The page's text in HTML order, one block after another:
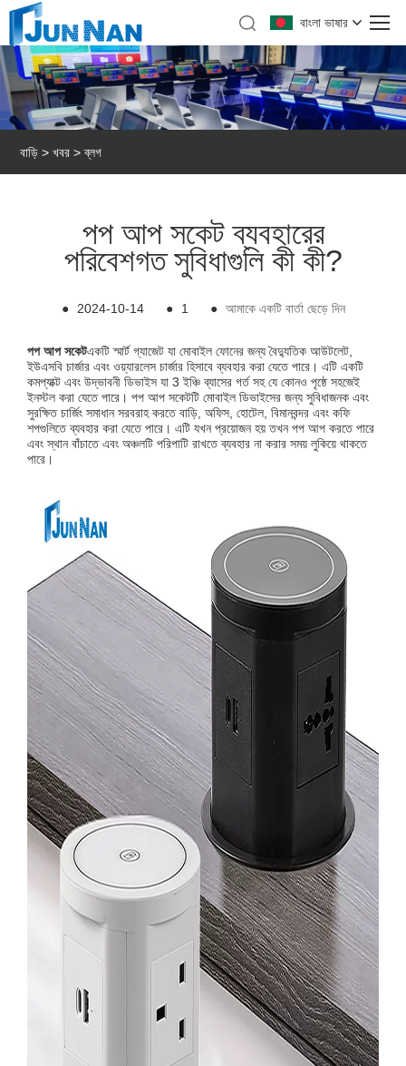
বাংলা ভাষার
বাড়ি > খবর >ব্লগ
পপ আপ সকেট ব্যবহারের
পরিবেশগত সুবিধাগুলি কী কী?
● 2024-10-14 ● 1 ● আমাকে একটি বার্তা ছেড়ে দিন
পপ আপ সকেটএকটি স্মার্ট গ্যাজেট যা মোবাইল ফোনের জন্য বৈদ্যুতিক আউটলেট,
ইউএসবি চার্জার এবং ওয়্যারলেস চার্জার হিসাবে ব্যবহার করা যেতে পারে। এটি একটি
কমপ্যাক্ট এবং উদ্ভাবনী ডিভাইস যা 3 ইঞ্চি ব্যাসের গর্ত সহ যে কোনও পৃষ্ঠে সহজেই
ইনস্টল করা যেতে পারে। পপ আপ সকেটটি মোবাইল ডিভাইসের জন্য সুবিধাজনক এবং
সুরক্ষিত চার্জিং সমাধান সরবরাহ করতে বাড়ি, অফিস, হোটেল, বিমানবন্দর এবং কফি
শপগুলিতে ব্যবহার করা যেতে পারে। এটি যখন প্রয়োজন হয় তখন পপ আপ করতে পারে
এবং স্থান বাঁচাতে এবং অঞ্চলটি পরিপাটি রাখতে ব্যবহার না করার সময় লুকিয়ে থাকতে
পারে।